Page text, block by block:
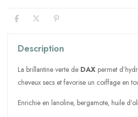
Description
La brillantine verte de DAX permet
cheveux secs et favorise un coiffage en
Enrichie en lanoline, bergamote, huile